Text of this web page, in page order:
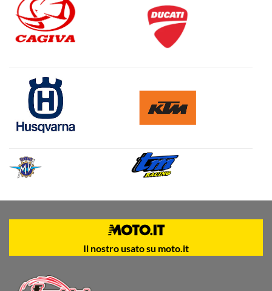
Il nostro usato su moto.it